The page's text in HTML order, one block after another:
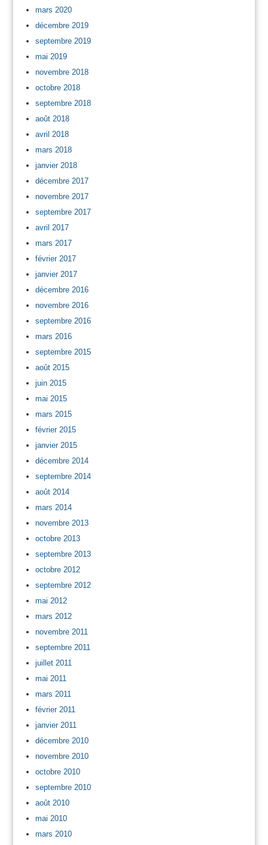
mars 2020
décembre 2019
septembre 2019
mai 2019
novembre 2018
octobre 2018
septembre 2018
août 2018
avril 2018
mars 2018
janvier 2018
décembre 2017
novembre 2017
septembre 2017
avril 2017
mars 2017
février 2017
janvier 2017
décembre 2016
novembre 2016
septembre 2016
mars 2016
septembre 2015
août 2015
juin 2015
mai 2015
mars 2015
février 2015
janvier 2015
décembre 2014
septembre 2014
août 2014
mars 2014
novembre 2013
octobre 2013
septembre 2013
octobre 2012
septembre 2012
mai 2012
mars 2012
novembre 2011
septembre 2011
juillet 2011
mai 2011
mars 2011
février 2011
janvier 2011
décembre 2010
novembre 2010
octobre 2010
septembre 2010
août 2010
mai 2010
mars 2010